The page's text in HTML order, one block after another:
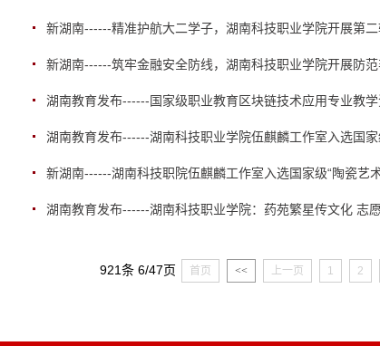
新湖南------精准护航大二学子，湖南科技职业学院开展第
新湖南------筑牢金融安全防线，湖南科技职业学院开展防
湖南教育发布------国家级职业教育区块链技术应用专业教
湖南教育发布------湖南科技职业学院伍麒麟工作室入选国
新湖南------湖南科技职院伍麒麟工作室入选国家级“陶瓷艺
湖南教育发布------湖南科技职业学院：药苑繁星传文化 志
921条 6/47页 首页 << 上一页 1 2